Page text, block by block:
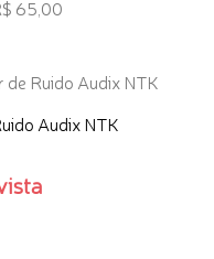
65,00
Audix NTK